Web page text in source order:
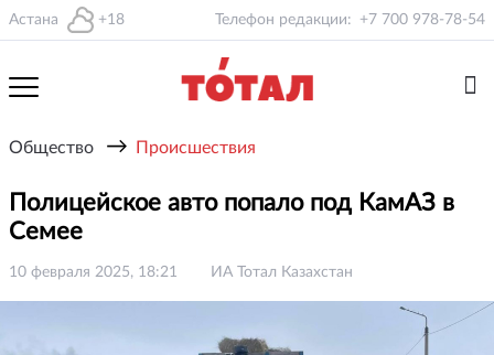
Астана +18 Телефон редакции: +7 700 978-78-54
Общество → Происшествия
Полицейское авто попало под КамАЗ в
Семее
10 февраля 2025, 18:21 ИА Тотал Казахстан